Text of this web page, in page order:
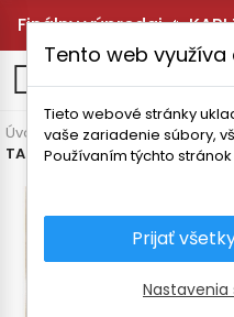
Finálny výpredaj 🔥
Úvodná stránka Detské
TATLAND DETSKÉ BODY LAŇKA
Tento web využíva
Tieto webové stránky
vaše zariadenie súbory,
Používaním týchto
Prijať
Nastavenia